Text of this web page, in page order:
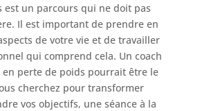
est un parcours qui ne doit pas
Il est important de prendre en
de votre vie et de travailler
qui comprend cela. Un coach
perte de poids pourrait être le
cherchez pour transformer
vos objectifs, une séance à la